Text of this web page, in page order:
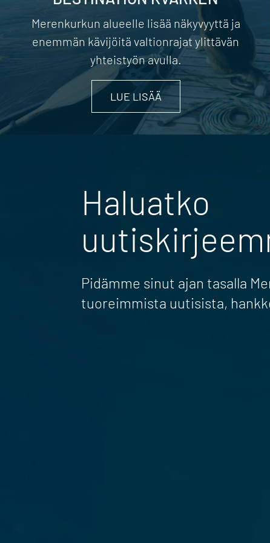
Merenkurkun alueelle lisää näkyvyyttä ja
enemmän kävijöitä valtionrajat ylittävän
yhteistyön avulla.
LUE LISÄÄ
Haluatko
Pidämme sinut ajan tasalla
tuoreimmista uutisista,